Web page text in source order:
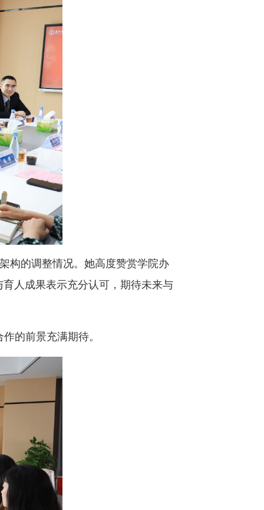
构的调整情况。她高度赞赏学院办
人成果表示充分认可，期待未来与
的前景充满期待。